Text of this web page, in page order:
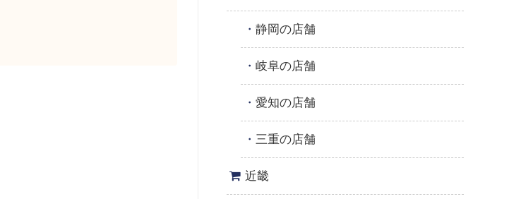
静岡の店舗
岐阜の店舗
愛知の店舗
三重の店舗
近畿